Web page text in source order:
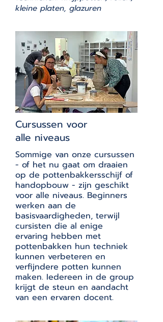
kleine platen, glazuren
Cursussen voor
alle niveaus
Sommige van onze cursussen
- of het nu gaat om draaien
op de pottenbakkersschijf of
handopbouw - zijn geschikt
voor alle niveaus. Beginners
werken aan de
basisvaardigheden, terwijl
cursisten die al enige
ervaring hebben met
pottenbakken hun techniek
kunnen verbeteren en
verfijndere potten kunnen
maken. Iedereen in de group
krijgt de steun en aandacht
van een ervaren docent.